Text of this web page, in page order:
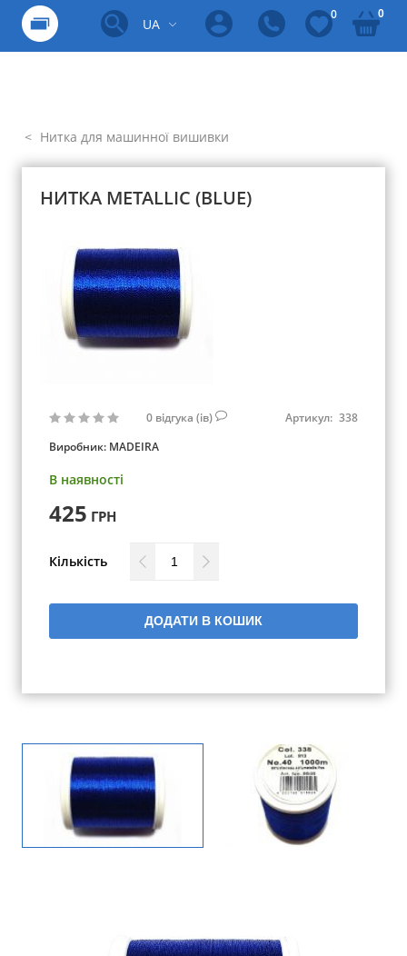
UA
0 0
Нитка для машинної вишивки
НИТКА METALLIC (BLUE)
0 відгука (ів) Артикул: 338
Виробник: MADEIRA
В наявності
425 ГРН
Кількість
ДОДАТИ В КОШИК